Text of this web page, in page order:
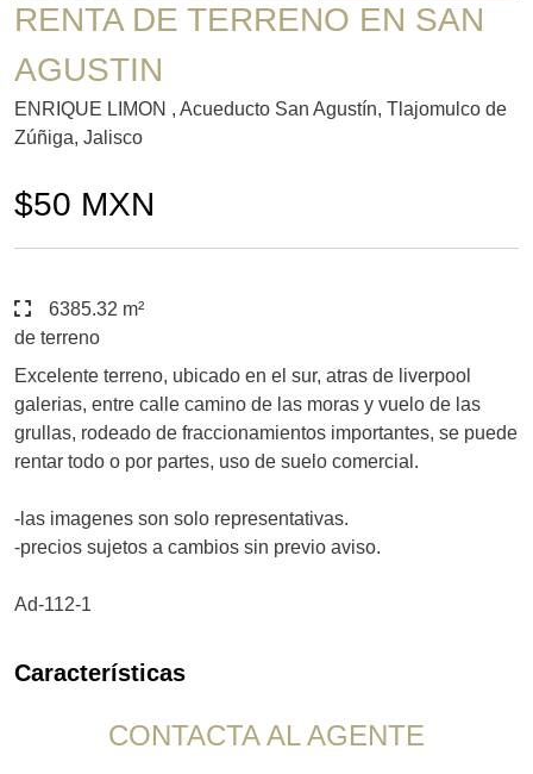
RENTA DE TERRENO EN SAN
AGUSTIN
ENRIQUE LIMON , Acueducto San Agustín, Tlajomulco de
Zúñiga, Jalisco
$50 MXN
6385.32 m²
de terreno
Excelente terreno, ubicado en el sur, atras de liverpool
galerias, entre calle camino de las moras y vuelo de las
grullas, rodeado de fraccionamientos importantes, se puede
rentar todo o por partes, uso de suelo comercial.
-las imagenes son solo representativas.
-precios sujetos a cambios sin previo aviso.
Ad-112-1
Características
CONTACTA AL AGENTE